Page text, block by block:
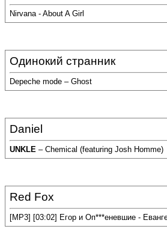
Nirvana - About A Girl
Одинокий странник
Depeche mode – Ghost
Daniel
UNKLE – Chemical (featuring Josh Homme)
Red Fox
[MP3] [03:02] Егор и Оп***еневшие -